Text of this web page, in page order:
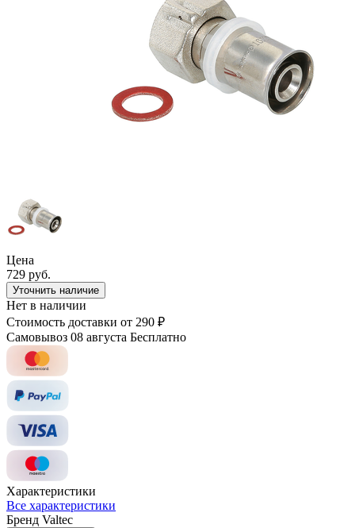
Цена
729 руб.
Уточнить наличие
Нет в наличии
Стоимость доставки от 290 ₽
Самовывоз 08 августа Бесплатно
Характеристики
Все характеристики
Бренд Valtec